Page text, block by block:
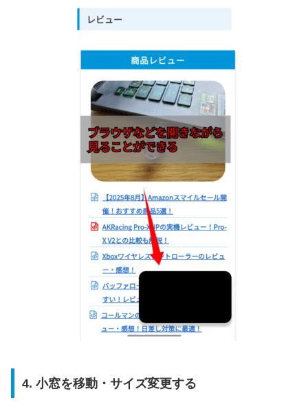
4. 小窓を移動・サイズ変更する